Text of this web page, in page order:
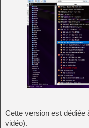
Cette version est dédiée
vidéo).